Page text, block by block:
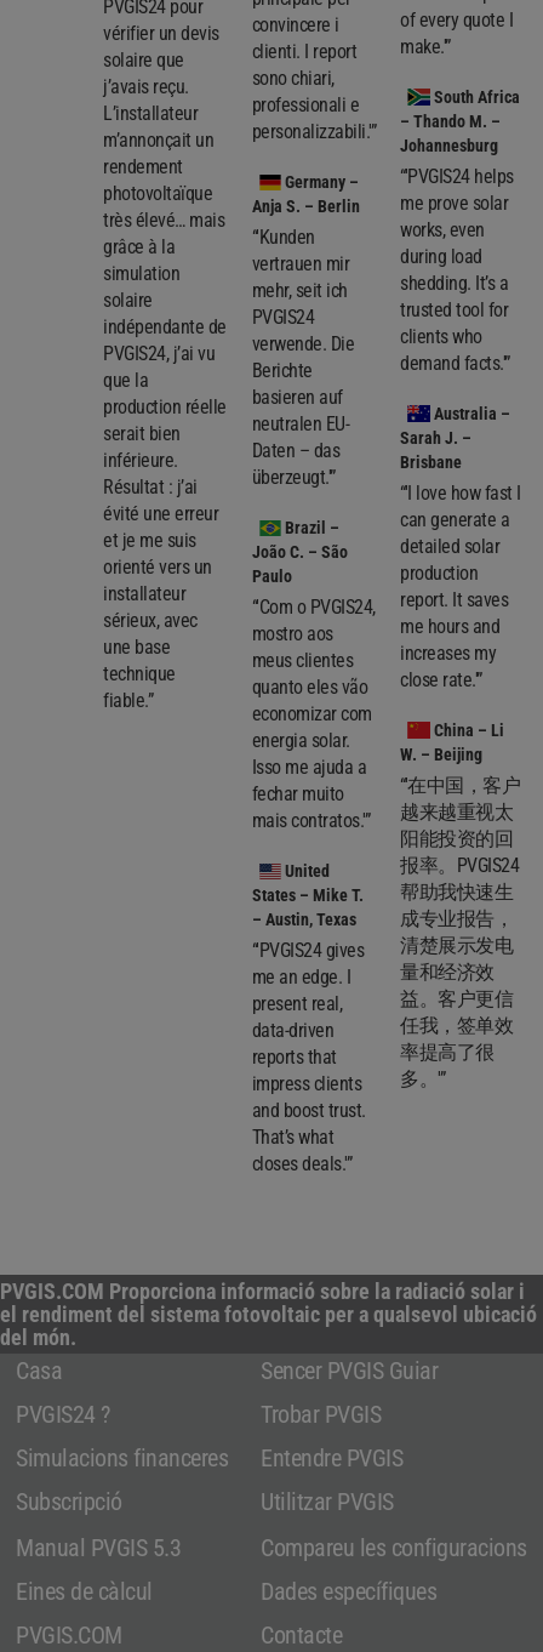
PVGIS24 pour
vérifier un devis
solaire que
j’avais reçu.
L’installateur
m’annonçait un
rendement
photovoltaïque
très élevé… mais
grâce à la
simulation
solaire
indépendante de
PVGIS24, j’ai vu
que la
production réelle
serait bien
inférieure.
Résultat : j’ai
évité une erreur
et je me suis
orienté vers un
installateur
sérieux, avec
une base
technique
fiable.”
convincere i
clienti. I report
sono chiari,
professionali e
personalizzabili.'”
Germany –
Anja S. – Berlin
“'Kunden
vertrauen mir
mehr, seit ich
PVGIS24
verwende. Die
Berichte
basieren auf
neutralen EU-
Daten – das
überzeugt.'”
Brazil –
João C. – São
Paulo
“'Com o PVGIS24,
mostro aos
meus clientes
quanto eles vão
economizar com
energia solar.
Isso me ajuda a
fechar muito
mais contratos.'”
United
States – Mike T.
– Austin, Texas
“'PVGIS24 gives
me an edge. I
present real,
data-driven
reports that
impress clients
and boost trust.
That’s what
closes deals.'”
of every quote I
make.'”
South Africa
– Thando M. –
Johannesburg
“'PVGIS24 helps
me prove solar
works, even
during load
shedding. It’s a
trusted tool for
clients who
demand facts.'”
Australia –
Sarah J. –
Brisbane
“'I love how fast I
can generate a
detailed solar
production
report. It saves
me hours and
increases my
close rate.'”
China – Li
W. – Beijing
“'在中国，客户
越来越重视太
阳能投资的回
报率。PVGIS24
帮助我快速生
成专业报告，
清楚展示发电
量和经济效
益。客户更信
任我，签单效
率提高了很
多。'”
PVGIS.COM Proporciona informació sobre la radiació solar i
el rendiment del sistema fotovoltaic per a qualsevol ubicació
del món.
Casa
PVGIS24 ?
Simulacions financeres
Subscripció
Manual PVGIS 5.3
Eines de càlcul
PVGIS.COM
Sencer PVGIS Guiar
Trobar PVGIS
Entendre PVGIS
Utilitzar PVGIS
Compareu les configuracions
Dades específiques
Contacte